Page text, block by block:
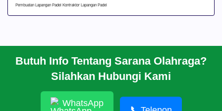
Butuh Info Tentang Sarana Olahraga?
Silahkan Hubungi Kami
WhatsApp
Pembuatan Lapangan PadelKontraktor Lapangan Padel
CARA PESAN
HUBUNGI KAMI